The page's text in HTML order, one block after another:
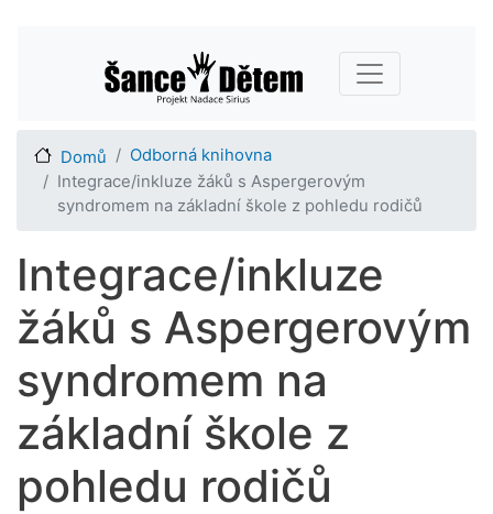
hlavnímu
obsahu
Main navigation
Domů
Odborná knihovna
Integrace/inkluze žáků s Aspergerovým
syndromem na základní škole z pohledu rodičů
Integrace/inkluze
žáků s Aspergerovým
syndromem na
základní škole z
pohledu rodičů